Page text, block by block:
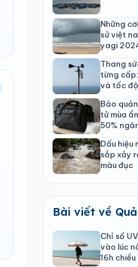
Những
sử việt
yagi
Thang
từng
và tốc
Bảo
tử mùa
50%
Dấu hiệu
sắp xảy
màu đục
Bài viết về
Chỉ số
vào lúc
16h